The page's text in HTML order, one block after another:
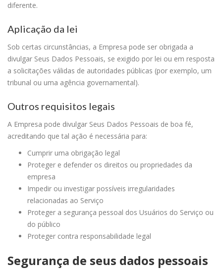
diferente.
Aplicação da lei
Sob certas circunstâncias, a Empresa pode ser obrigada a
divulgar Seus Dados Pessoais, se exigido por lei ou em resposta
a solicitações válidas de autoridades públicas (por exemplo, um
tribunal ou uma agência governamental).
Outros requisitos legais
A Empresa pode divulgar Seus Dados Pessoais de boa fé,
acreditando que tal ação é necessária para:
Cumprir uma obrigação legal
Proteger e defender os direitos ou propriedades da
empresa
Impedir ou investigar possíveis irregularidades
relacionadas ao Serviço
Proteger a segurança pessoal dos Usuários do Serviço ou
do público
Proteger contra responsabilidade legal
Segurança de seus dados pessoais